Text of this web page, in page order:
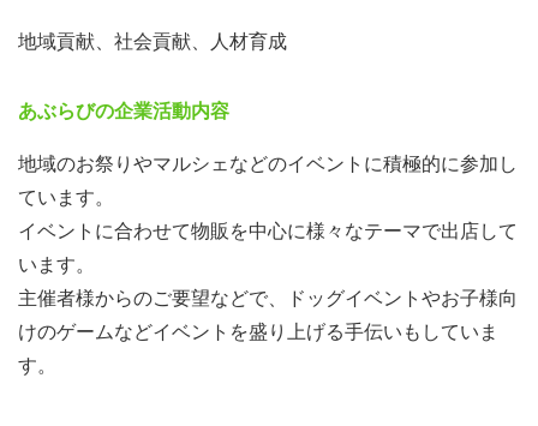
地域貢献、社会貢献、人材育成
あぶらびの企業活動内容
地域のお祭りやマルシェなどのイベントに積極的に参加し
ています。
イベントに合わせて物販を中心に様々なテーマで出店して
います。
主催者様からのご要望などで、ドッグイベントやお子様向
けのゲームなどイベントを盛り上げる手伝いもしていま
す。